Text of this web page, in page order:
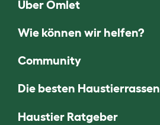
Über Omlet
Wie können wir helfen?
Community
Die besten Haustierrassen
Haustier Ratgeber